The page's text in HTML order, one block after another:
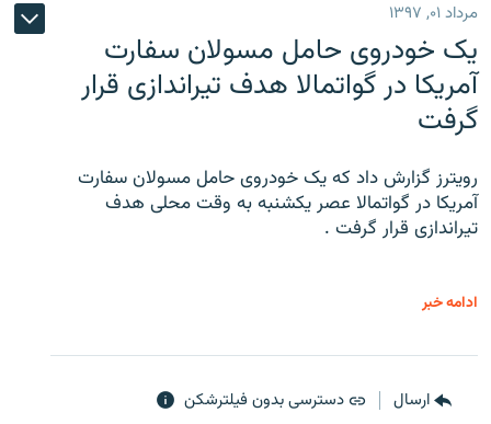
مرداد ۰۱, ۱۳۹۷
یک خودروی حامل مسولان سفارت
آمریکا در گواتمالا هدف تیراندازی قرار
گرفت
رویترز گزارش داد که یک خودروی حامل مسولان سفارت
آمریکا در گواتمالا عصر یکشنبه به وقت محلی هدف
تیراندازی قرار گرفت .
ادامه خبر
ارسال دسترسی بدون فیلترشکن